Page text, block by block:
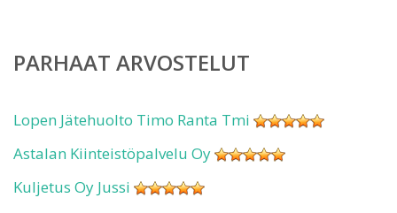
PARHAAT ARVOSTELUT
Lopen Jätehuolto Timo Ranta Tmi
Astalan Kiinteistöpalvelu Oy
Kuljetus Oy Jussi